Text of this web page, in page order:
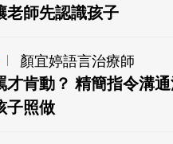
老師先認識孩子
顏宜婷語言治療師
肯動？ 精簡指令溝通
子照做